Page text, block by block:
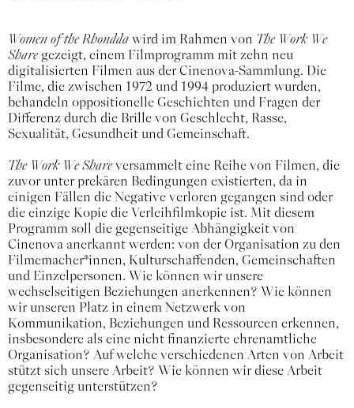
Women of the Rhondda wird im Rahmen von The Work We
Share gezeigt, einem Filmprogramm mit zehn neu
digitalisierten Filmen aus der Cinenova-Sammlung. Die
Filme, die zwischen 1972 und 1994 produziert wurden,
behandeln oppositionelle Geschichten und Fragen der
Differenz durch die Brille von Geschlecht, Rasse,
Sexualität, Gesundheit und Gemeinschaft.
The Work We Shareversammelt eine Reihe von Filmen, die
zuvor unter prekären Bedingungen existierten, da in
einigen Fällen die Negative verloren gegangen sind oder
die einzige Kopie die Verleihfilmkopie ist. Mit diesem
Programm soll die gegenseitige Abhängigkeit von
Cinenova anerkannt werden: von der Organisation zu den
Filmemacher*innen, Kulturschaffenden, Gemeinschaften
und Einzelpersonen. Wie können wir unsere
wechselseitigen Beziehungen anerkennen? Wie können
wir unseren Platz in einem Netzwerk von
Kommunikation, Beziehungen und Ressourcen erkennen,
insbesondere als eine nicht finanzierte ehrenamtliche
Organisation? Auf welche verschiedenen Arten von Arbeit
stützt sich unsere Arbeit? Wie können wir diese Arbeit
gegenseitig unterstützen?